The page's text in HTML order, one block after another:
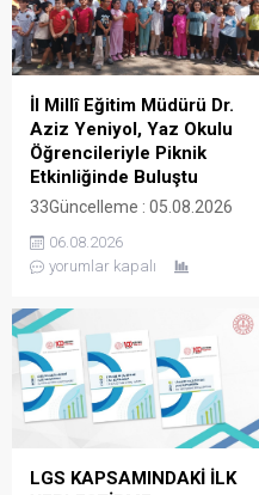
İl Millî Eğitim Müdürü Dr.
Aziz Yeniyol, Yaz Okulu
Öğrencileriyle Piknik
Etkinliğinde Buluştu
33Güncelleme : 05.08.2026
13:50 Yaz okulu etkinlikleri
kapsamında Ergene
Piknik Alanı’nda yaz
okullarında eğitim gören
öğrenciler için piknik etkinliği
düzenlendi. Etkinliğe katılan
İl Millî Eğitim Müdürü Dr.
Aziz Yeniyol, öğrenciler,
öğretmenler ve velilerle bir
06.08.2026
yorumlar kapalı
LGS KAPSAMINDAKİ İLK